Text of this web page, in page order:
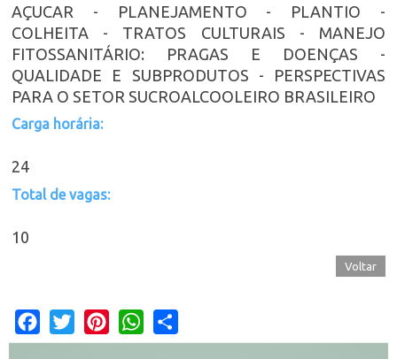
AÇUCAR - PLANEJAMENTO - PLANTIO -
COLHEITA - TRATOS CULTURAIS - MANEJO
FITOSSANITÁRIO: PRAGAS E DOENÇAS -
QUALIDADE E SUBPRODUTOS - PERSPECTIVAS
PARA O SETOR SUCROALCOOLEIRO BRASILEIRO
Carga horária:
24
Total de vagas:
10
Voltar
Facebook
Twitter PinterestWhatsApp